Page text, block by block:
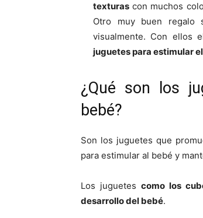
texturas con muchos
Otro muy buen regalo
visualmente. Con ellos
juguetes para estimular
¿Qué son los
bebé?
Son los juguetes que
para estimular al bebé y
Los juguetes como los
desarrollo del bebé.